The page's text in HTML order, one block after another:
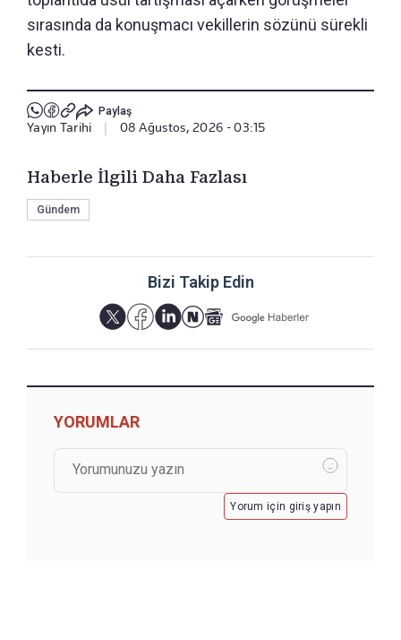
sırasında da konuşmacı vekillerin sözünü sürekli
kesti.
Paylaş
Yayın Tarihi 08 Ağustos, 2026 - 03:15
Haberle İlgili Daha Fazlası
Gündem
Bizi Takip Edin
YORUMLAR
Yorum için giriş yapın